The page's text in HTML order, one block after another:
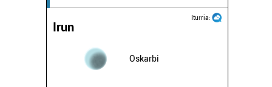
Iturria:
Irun
Oskarbi